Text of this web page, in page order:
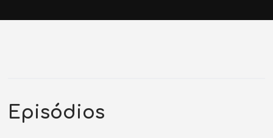
Episódios